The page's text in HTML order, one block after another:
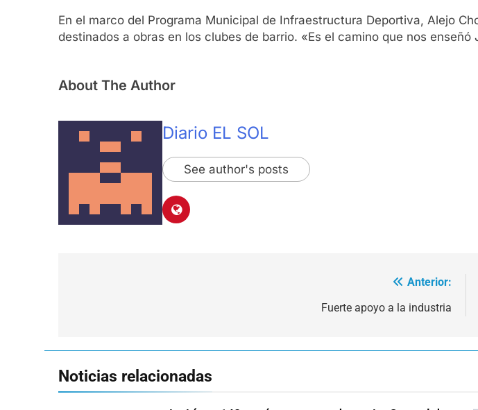
En el marco del Programa Municipal de Infraestructura Deportiva, Alejo
destinados a obras en los clubes de barrio. «Es el camino que nos
About The Author
Diario EL SOL
See author's posts
Anterior:
Fuerte apoyo a la industria
Noticias relacionadas